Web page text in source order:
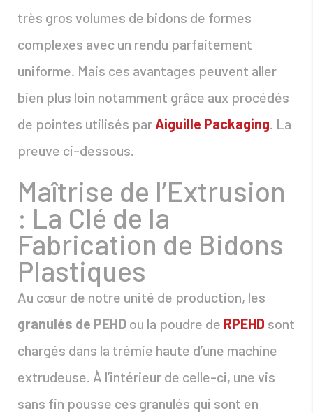
très gros volumes de bidons de formes
complexes avec un rendu parfaitement
uniforme. Mais ces avantages peuvent aller
bien plus loin notamment grâce aux procédés
de pointes utilisés par Aiguille Packaging. La
preuve ci-dessous.
Maîtrise de l’Extrusion
: La Clé de la
Fabrication de Bidons
Plastiques
Au cœur de notre unité de production, les
granulés de PEHD ou la poudre de RPEHD sont
chargés dans la trémie haute d’une machine
extrudeuse. À l’intérieur de celle-ci, une vis
sans fin pousse ces granulés qui sont en